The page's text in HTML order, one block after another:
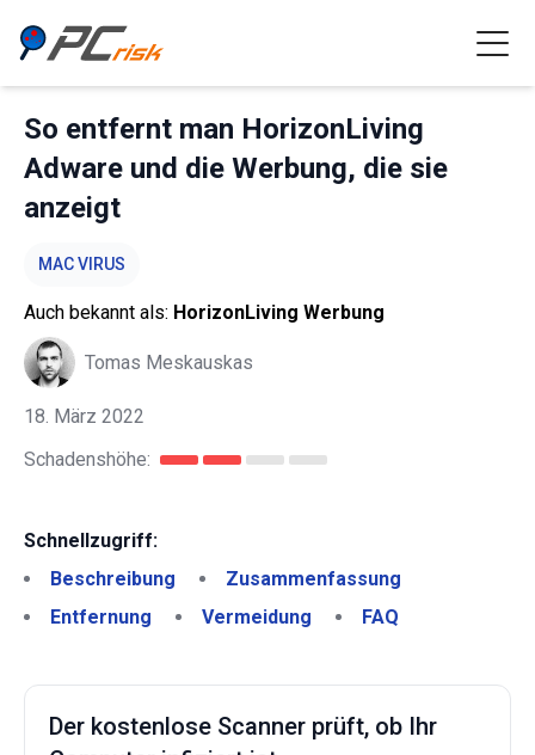
So entfernt man HorizonLiving
Adware und die Werbung, die sie
anzeigt
MAC VIRUS
Auch bekannt als: HorizonLiving Werbung
Tomas Meskauskas
18. März 2022
Schadenshöhe:
Schnellzugriff:
Beschreibung
Zusammenfassung
Entfernung
Vermeidung FAQ
Der kostenlose Scanner prüft, ob Ihr